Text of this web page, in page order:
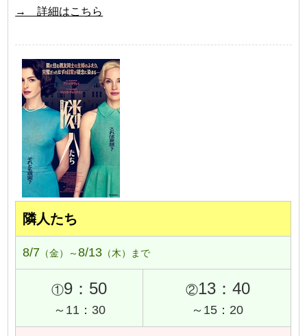
→ 詳細はこちら
隣人たち
8/7 （金）～8/13 （木）まで
①9：50
～11：30
②13：40
～15：20